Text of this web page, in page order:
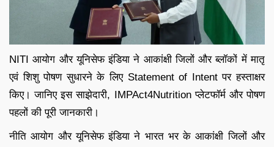
NITI आयोग और यूनिसेफ इंडिया ने आकांक्षी जिलों और ब्लॉकों में मातृ
एवं शिशु पोषण सुधारने के लिए Statement of Intent पर हस्ताक्षर
किए। जानिए इस साझेदारी, IMPAct4Nutrition प्लेटफॉर्म और पोषण
पहलों की पूरी जानकारी।
नीति आयोग औरयूनिसेफइंडिया ने भारत भर के आकांक्षी जिलों और